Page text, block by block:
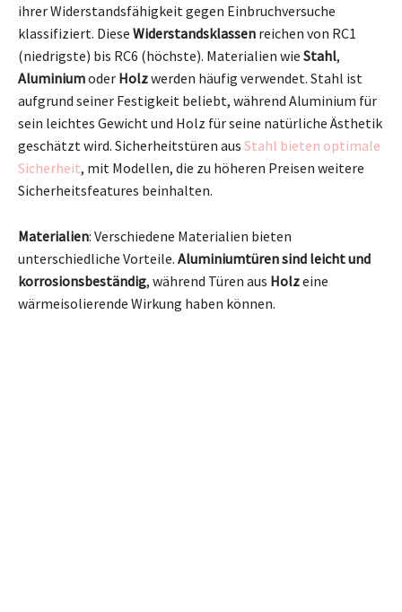
ihrer Widerstandsfähigkeit gegen Einbruchversuche
klassifiziert. Diese Widerstandsklassen reichen von RC1
(niedrigste) bis RC6 (höchste). Materialien wie Stahl,
Aluminiumoder Holzwerden häufig verwendet. Stahl ist
aufgrund seiner Festigkeit beliebt, während Aluminium für
sein leichtes Gewicht und Holz für seine natürliche Ästhetik
geschätzt wird. Sicherheitstüren aus Stahl bieten optimale
Sicherheit, mit Modellen, die zu höheren Preisen weitere
Sicherheitsfeatures beinhalten.
Materialien: Verschiedene Materialien bieten
unterschiedliche Vorteile. Aluminiumtüren sind leicht und
korrosionsbeständig, während Türen aus Holzeine
wärmeisolierende Wirkung haben können.